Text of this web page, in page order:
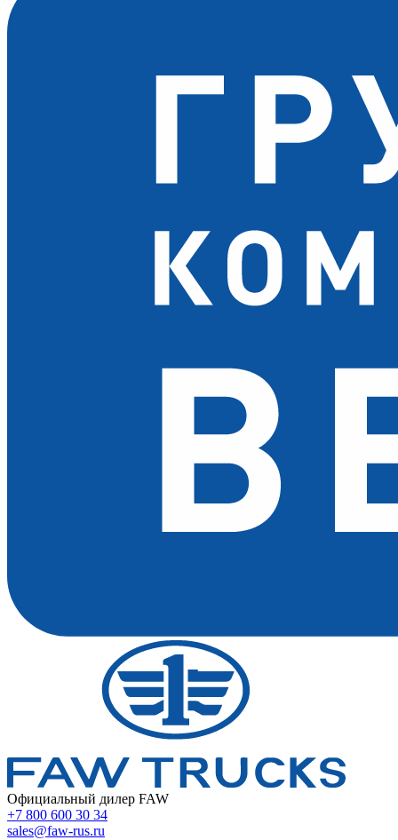
Официальный дилер FAW
+7 800 600 30 34
sales@faw-rus.ru